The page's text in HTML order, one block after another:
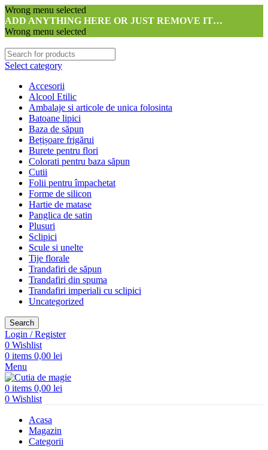
Wrong menu selected
ADD ANYTHING HERE OR JUST REMOVE IT…
Wrong menu selected
Select category
Accesorii
Alcool Etilic
Ambalaje si articole de unica folosinta
Batoane lipici
Baza de săpun
Bețișoare frigărui
Burete pentru flori
Colorati pentru baza săpun
Cutii
Folii pentru împachetat
Forme de silicon
Hartie de matase
Panglica de satin
Plusuri
Sclipici
Scule si unelte
Tije florale
Trandafiri de săpun
Trandafiri din spuma
Trandafiri imperiali cu sclipici
Uncategorized
Search
Login / Register
0 Wishlist
0 items 0,00 lei
Menu
0 items 0,00 lei
0 Wishlist
Acasa
Magazin
Categorii